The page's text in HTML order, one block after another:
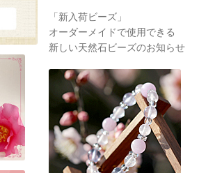
「新入荷ビーズ」
オーダーメイドで使用できる
新しい天然石ビーズのお知らせ